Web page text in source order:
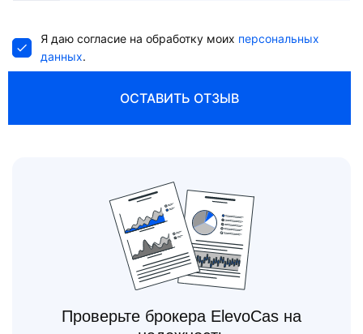
Я даю согласие на обработку моих персональных
данных.
ОСТАВИТЬ ОТЗЫВ
Проверьте брокера ElevoCas на